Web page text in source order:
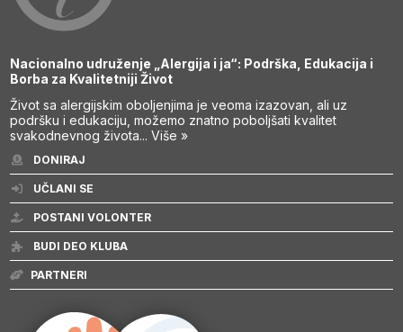
Nacionalno udruženje „Alergija i ja“: Podrška, Edukacija i
Borba za Kvalitetniji Život
Život sa alergijskim oboljenjima je veoma izazovan, ali uz
podršku i edukaciju, možemo znatno poboljšati kvalitet
svakodnevnog života...Više »
DONIRAJ
UČLANI SE
POSTANI VOLONTER
BUDI DEO KLUBA
PARTNERI